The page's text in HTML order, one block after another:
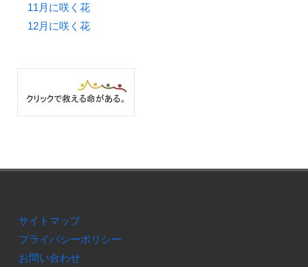
11月に咲く花
12月に咲く花
サイトマップ
プライバシーポリシー
お問い合わせ